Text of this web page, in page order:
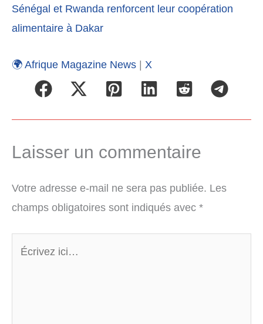
Sénégal et Rwanda renforcent leur coopération
alimentaire à Dakar
🌍 Afrique Magazine News | X
Laisser un commentaire
Votre adresse e-mail ne sera pas publiée. Les
champs obligatoires sont indiqués avec *